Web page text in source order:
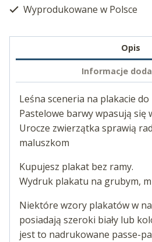
Wyprodukowane w Polsce
Opis
Informacje
Leśna sceneria na plakacie
Pastelowe barwy wpasują się
Urocze zwierzątka sprawią
maluszkom
Kupujesz plakat bez ramy.
Wydruk plakatu na grubym,
Niektóre wzory plakatów w
posiadają szeroki biały lub
jest to nadrukowane passe-